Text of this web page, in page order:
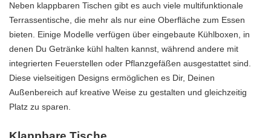
Neben klappbaren Tischen gibt es auch viele multifunktionale
Terrassentische, die mehr als nur eine Oberfläche zum Essen
bieten. Einige Modelle verfügen über eingebaute Kühlboxen, in
denen Du Getränke kühl halten kannst, während andere mit
integrierten Feuerstellen oder Pflanzgefäßen ausgestattet sind.
Diese vielseitigen Designs ermöglichen es Dir, Deinen
Außenbereich auf kreative Weise zu gestalten und gleichzeitig
Platz zu sparen.